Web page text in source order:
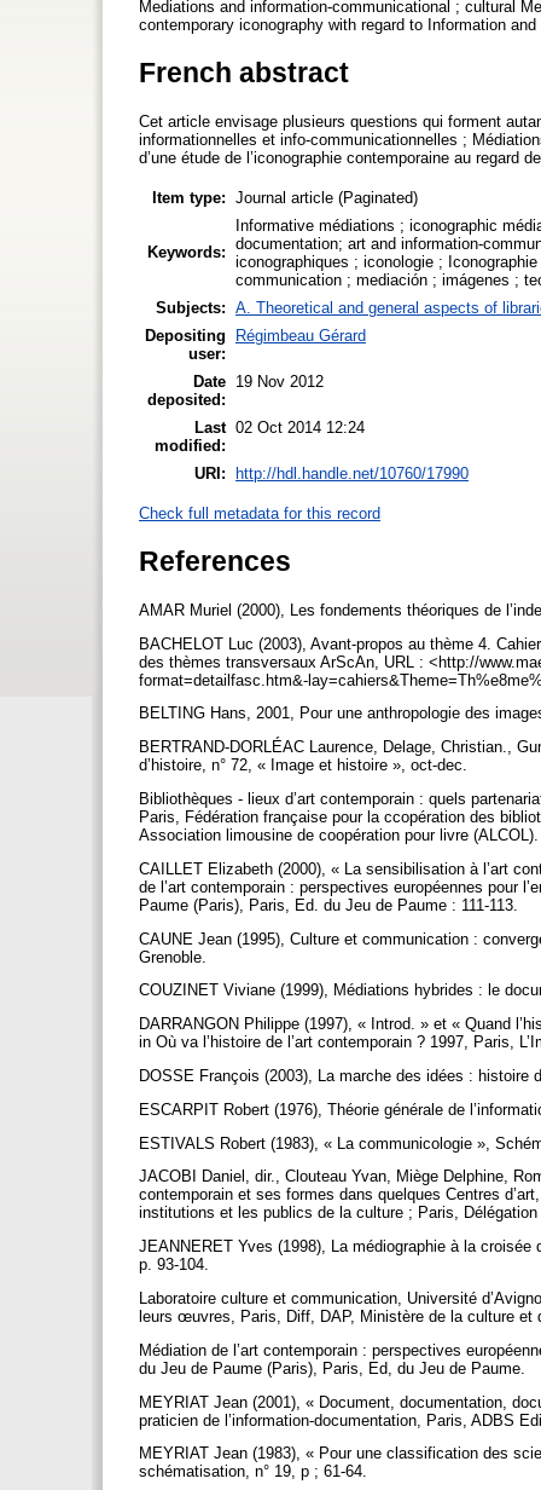
Mediations and information-communicational ; cultural
contemporary iconography with regard to Information
French abstract
Cet article envisage plusieurs questions qui forment
informationnelles et info-communicationnelles ;
d’une étude de l’iconographie contemporaine au regard
Item type: Journal article (Paginated)
Keywords:
Informative médiations ; iconographic
documentation; art and information-
iconographiques ; iconologie ;
communication ; mediación ; imágenes ;
Subjects: A. Theoretical and general aspects of
Depositing
user:
Régimbeau Gérard
Date
deposited:
19 Nov 2012
Last
modified:
02 Oct 2014 12:24
URI: http://hdl.handle.net/10760/17990
Check full metadata for this record
References
AMAR Muriel (2000), Les fondements théoriques de
BACHELOT Luc (2003), Avant-propos au thème 4.
des thèmes transversaux ArScAn, URL : <http://
format=detailfasc.htm&-
BELTING Hans, 2001, Pour une anthropologie des
BERTRAND-DORLÉAC Laurence, Delage, Christian.,
d’histoire, n° 72, « Image et histoire », oct-dec.
Bibliothèques - lieux d’art contemporain : quels
Paris, Fédération française pour la ccopération des
Association limousine de coopération pour livre
CAILLET Elizabeth (2000), « La sensibilisation à l’art
de l’art contemporain : perspectives européennes pour
Paume (Paris), Paris, Ed. du Jeu de Paume : 111-113.
CAUNE Jean (1995), Culture et communication :
Grenoble.
COUZINET Viviane (1999), Médiations hybrides : le
DARRANGON Philippe (1997), « Introd. » et « Quand
in Où va l’histoire de l’art contemporain ? 1997, Paris,
DOSSE François (2003), La marche des idées :
ESCARPIT Robert (1976), Théorie générale de
ESTIVALS Robert (1983), « La communicologie »,
JACOBI Daniel, dir., Clouteau Yvan, Miège Delphine,
contemporain et ses formes dans quelques Centres
institutions et les publics de la culture ; Paris,
JEANNERET Yves (1998), La médiographie à la
p. 93-104.
Laboratoire culture et communication, Université
leurs œuvres, Paris, Diff, DAP, Ministère de la culture
Médiation de l’art contemporain : perspectives
du Jeu de Paume (Paris), Paris, Ed, du Jeu de Paume.
MEYRIAT Jean (2001), « Document, documentation,
praticien de l’information-documentation, Paris, ADBS
MEYRIAT Jean (1983), « Pour une classification des
schématisation, n° 19, p ; 61-64.